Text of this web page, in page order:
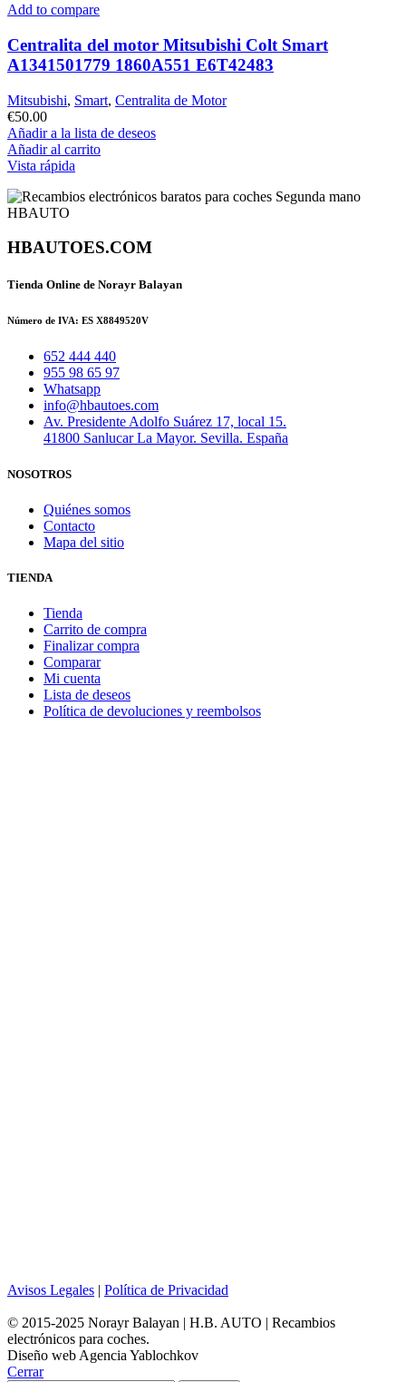
Add to compare
Centralita del motor Mitsubishi Colt Smart
A1341501779 1860A551 E6T42483
Mitsubishi, Smart, Centralita de Motor
€50.00
Añadir a la lista de deseos
Añadir al carrito
Vista rápida
HBAUTOES.COM
Tienda Online de Norayr Balayan
Número de IVA: ES X8849520V
652 444 440
955 98 65 97
Whatsapp
info@hbautoes.com
Av. Presidente Adolfo Suárez 17, local 15.
41800 Sanlucar La Mayor. Sevilla. España
NOSOTROS
Quiénes somos
Contacto
Mapa del sitio
TIENDA
Tienda
Carrito de compra
Finalizar compra
Comparar
Mi cuenta
Lista de deseos
Política de devoluciones y reembolsos
Avisos Legales | Política de Privacidad
© 2015-2025 Norayr Balayan | H.B. AUTO | Recambios
electrónicos para coches.
Diseño web Agencia Yablochkov
Cerrar